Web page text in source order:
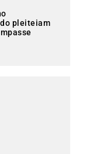
pleiteiam